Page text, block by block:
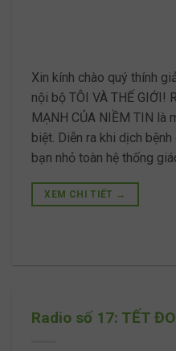
Xin kính chào quý thính
nội bộ TÔI VÀ THẾ GIỚI!
MẠNH CỦA NIỀM TIN là
biệt. Diễn ra khi dịch
bạn nhỏ toàn hệ thống
XEM CHI TIẾT →
Radio số 17: TẾT